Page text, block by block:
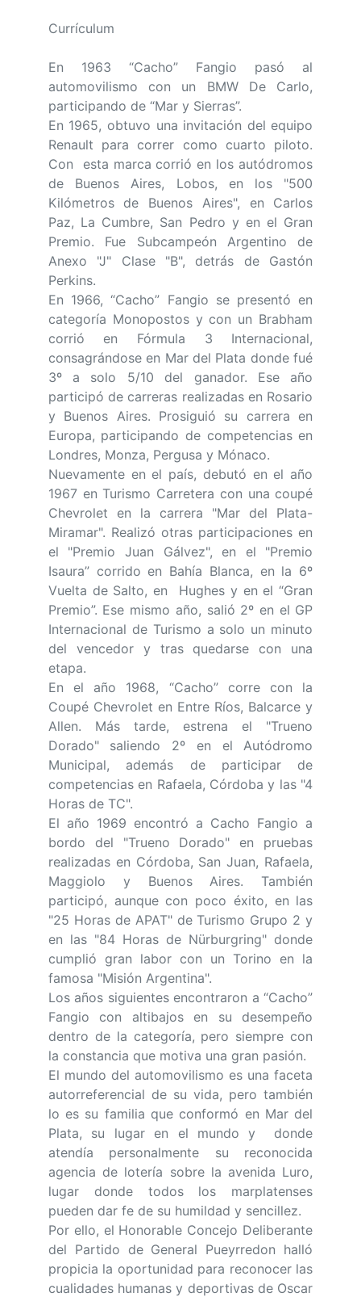
Currículum
En 1963 “Cacho” Fangio pasó al
automovilismo con un BMW De Carlo,
participando de “Mar y Sierras”.
En 1965, obtuvo una invitación del equipo
Renault para correr como cuarto piloto.
Con esta marca corrió en los autódromos
de Buenos Aires, Lobos, en los "500
Kilómetros de Buenos Aires", en Carlos
Paz, La Cumbre, San Pedro y en el Gran
Premio. Fue Subcampeón Argentino de
Anexo "J" Clase "B", detrás de Gastón
Perkins.
En 1966, “Cacho” Fangio se presentó en
categoría Monopostos y con un Brabham
corrió en Fórmula 3 Internacional,
consagrándose en Mar del Plata donde fué
3º a solo 5/10 del ganador. Ese año
participó de carreras realizadas en Rosario
y Buenos Aires. Prosiguió su carrera en
Europa, participando de competencias en
Londres, Monza, Pergusa y Mónaco.
Nuevamente en el país, debutó en el año
1967 en Turismo Carretera con una coupé
Chevrolet en la carrera "Mar del Plata-
Miramar". Realizó otras participaciones en
el "Premio Juan Gálvez", en el "Premio
Isaura” corrido en Bahía Blanca, en la 6º
Vuelta de Salto, en Hughes y en el “Gran
Premio”. Ese mismo año, salió 2º en el GP
Internacional de Turismo a solo un minuto
del vencedor y tras quedarse con una
etapa.
En el año 1968, “Cacho” corre con la
Coupé Chevrolet en Entre Ríos, Balcarce y
Allen. Más tarde, estrena el "Trueno
Dorado" saliendo 2º en el Autódromo
Municipal, además de participar de
competencias en Rafaela, Córdoba y las "4
Horas de TC".
El año 1969 encontró a Cacho Fangio a
bordo del "Trueno Dorado" en pruebas
realizadas en Córdoba, San Juan, Rafaela,
Maggiolo y Buenos Aires. También
participó, aunque con poco éxito, en las
"25 Horas de APAT" de Turismo Grupo 2 y
en las "84 Horas de Nürburgring" donde
cumplió gran labor con un Torino en la
famosa "Misión Argentina".
Los años siguientes encontraron a “Cacho”
Fangio con altibajos en su desempeño
dentro de la categoría, pero siempre con
la constancia que motiva una gran pasión.
El mundo del automovilismo es una faceta
autorreferencial de su vida, pero también
lo es su familia que conformó en Mar del
Plata, su lugar en el mundo y donde
atendía personalmente su reconocida
agencia de lotería sobre la avenida Luro,
lugar donde todos los marplatenses
pueden dar fe de su humildad y sencillez.
Por ello, el Honorable Concejo Deliberante
del Partido de General Pueyrredon halló
propicia la oportunidad para reconocer las
cualidades humanas y deportivas de Oscar